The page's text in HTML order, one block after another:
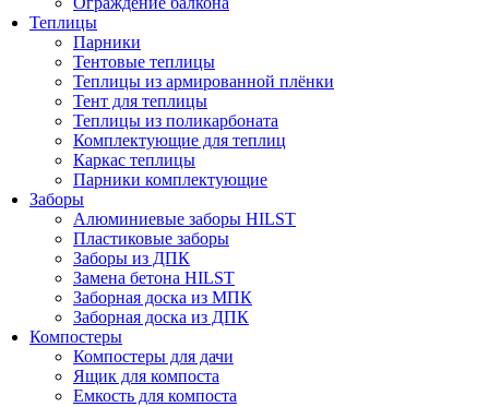
Теплицы
Парники
Тентовые теплицы
Теплицы из армированной плёнки
Тент для теплицы
Теплицы из поликарбоната
Комплектующие для теплиц
Каркас теплицы
Парники комплектующие
Заборы
Алюминиевые заборы HILST
Пластиковые заборы
Заборы из ДПК
Замена бетона HILST
Заборная доска из МПК
Заборная доска из ДПК
Компостеры
Компостеры для дачи
Ящик для компоста
Емкость для компоста